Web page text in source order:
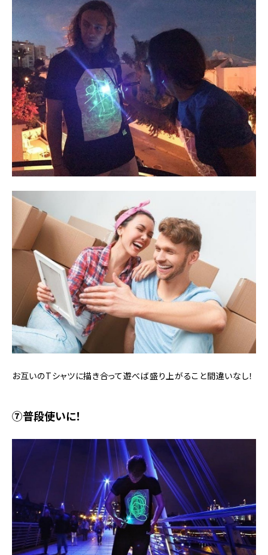
お互いのTシャツに描き合って遊べば盛り上がること間違いなし！
⑦普段使いに！